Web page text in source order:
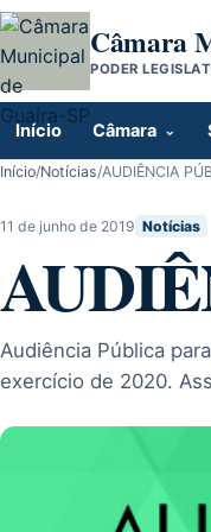
Pular para o conteúdo
Câmara
PODER
Início Câmara
Início/Notícias/AUDIÊNCIA
11 de junho de 2019 Notícias
Audiência Pública
exercício de 2020.